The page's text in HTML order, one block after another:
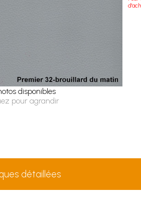
disponibles
pour agrandir
détaillées